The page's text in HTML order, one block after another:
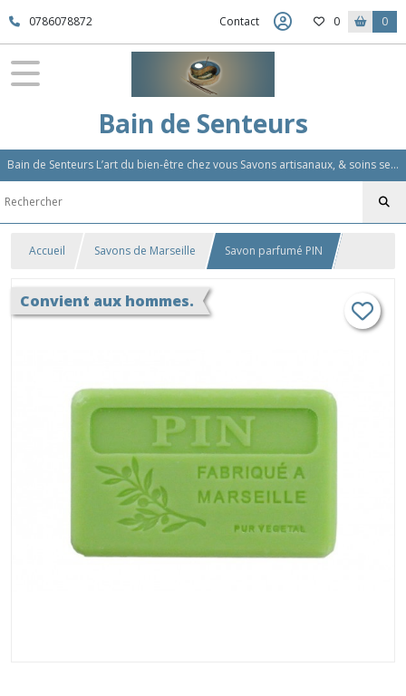
0786078872 Contact 0 0
Bain de Senteurs
Bain de Senteurs L’art du bien-être chez vous Savons artisanaux, & soins sensoriels, Aromathérapie et Parfums d'Ambiance,Soin Des Cheveux
Accueil Savons de Marseille Savon parfumé PIN
Convient aux hommes.